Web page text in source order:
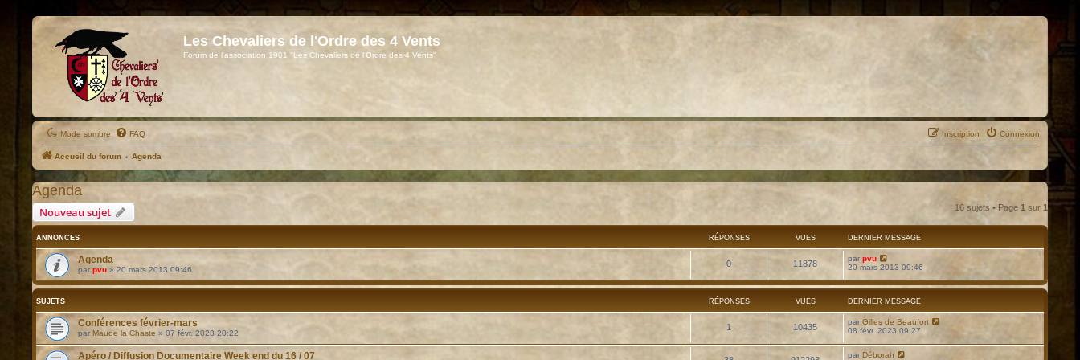
Les Chevaliers de l'Ordre des 4 Vents
Forum de l'association 1901 "Les Chevaliers de l'Ordre des 4 Vents"
Mode sombre FAQ Connexion
Inscription
Accueil du forum Agenda
Agenda
Nouveau sujet 16 sujets • Page 1 sur 1
ANNONCES RÉPONSES VUES DERNIER MESSAGE
Agenda
par pvu » 20 mars 2013 09:46
0 11878
par pvu
20 mars 2013 09:46
SUJETS RÉPONSES VUES DERNIER MESSAGE
Conférences février-mars
par Maude la Chaste » 07 févr. 2023 20:22
1 10435
par Gilles de Beaufort
08 févr. 2023 09:27
Apéro / Diffusion Documentaire Week end du 16 / 07 par Déborah